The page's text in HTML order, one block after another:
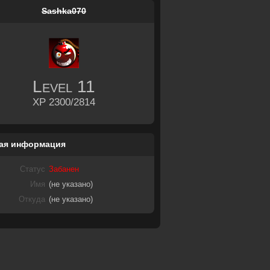
Sashka070
Level 11
XP 2300/2814
информация
Статус Забанен
Имя (не указано)
Откуда (не указано)